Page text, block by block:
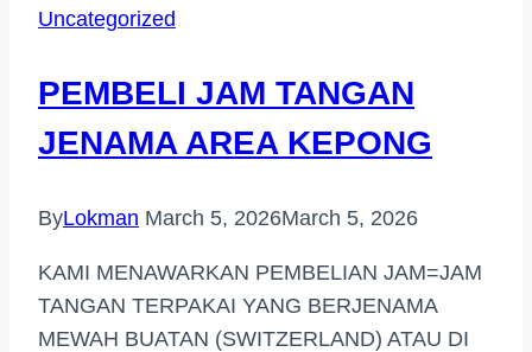
TINGGI
(PERAK)
Uncategorized
PEMBELI JAM TANGAN
JENAMA AREA KEPONG
ByLokman March 5, 2026March 5, 2026
KAMI MENAWARKAN PEMBELIAN JAM=JAM
TANGAN TERPAKAI YANG BERJENAMA
MEWAH BUATAN (SWITZERLAND) ATAU DI